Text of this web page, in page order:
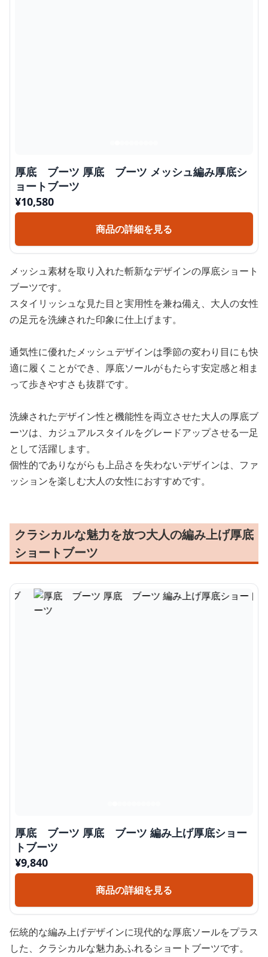
厚底 ブーツ 厚底 ブーツ メッシュ編み厚底シ
ョートブーツ
¥10,580
商品の詳細を見る
メッシュ素材を取り入れた斬新なデザインの厚底ショート
ブーツです。
スタイリッシュな見た目と実用性を兼ね備え、大人の女性
の足元を洗練された印象に仕上げます。
通気性に優れたメッシュデザインは季節の変わり目にも快
適に履くことができ、厚底ソールがもたらす安定感と相ま
って歩きやすさも抜群です。
洗練されたデザイン性と機能性を両立させた大人の厚底ブ
ーツは、カジュアルスタイルをグレードアップさせる一足
として活躍します。
個性的でありながらも上品さを失わないデザインは、ファ
ッションを楽しむ大人の女性におすすめです。
クラシカルな魅力を放つ大人の編み上げ厚底
ショートブーツ
厚底 ブーツ 厚底 ブーツ 編み上げ厚底ショー
トブーツ
¥9,840
商品の詳細を見る
伝統的な編み上げデザインに現代的な厚底ソールをプラス
した、クラシカルな魅力あふれるショートブーツです。